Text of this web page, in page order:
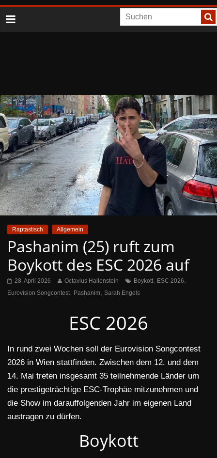
Raptastisch Allgemein
Pashanim (25) ruft zum
Boykott des ESC 2026 auf
28. April 2026 Octavius Hallenstein Boykott, ESC 2026,
Eurovision Songcontest, Pashanim, Sarah Engels
ESC 2026
In rund zwei Wochen soll der Eurovision Songcontest
2026 in Wien stattfinden. Zwischen dem 12. und dem
14. Mai treten insgesamt 35 teilnehmende Länder um
die prestigeträchtige ESC-Trophäe mitzunehmen und
die Show im darauffolgenden Jahr im eigenen Land
austragen zu dürfen.
Boykott